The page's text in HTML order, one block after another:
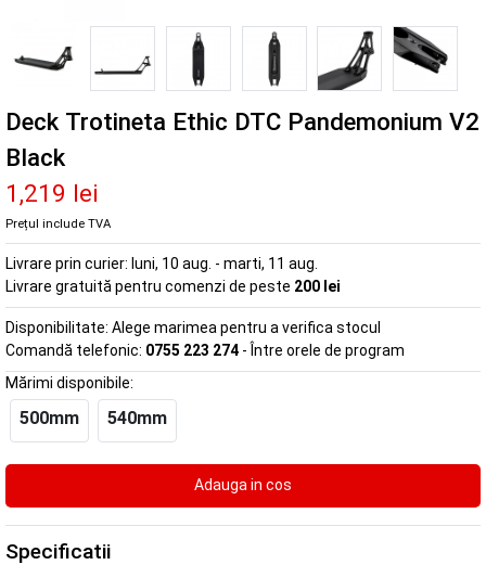
Deck Trotineta Ethic DTC Pandemonium V2
Black
1,219 lei
Prețul include TVA
Livrare prin curier: luni, 10 aug. - marti, 11 aug.
Livrare gratuită pentru comenzi de peste 200 lei
Disponibilitate: Alege marimea pentru a verifica stocul
Comandă telefonic: 0755 223 274 - Între orele de program
Mărimi disponibile:
500mm 540mm
Specificatii